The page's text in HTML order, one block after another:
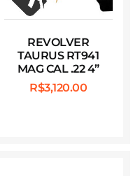
REVOLVER
TAURUS RT941
MAG CAL .22 4”
R$3,120.00